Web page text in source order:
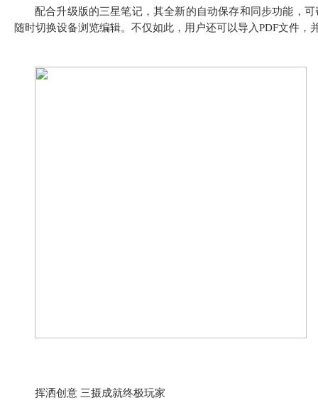
配合升级版的三星笔记，其全新的自动保存和同步功能，
随时切换设备浏览编辑。不仅如此，用户还可以导入PDF文件，
挥洒创意 三摄成就终极玩家